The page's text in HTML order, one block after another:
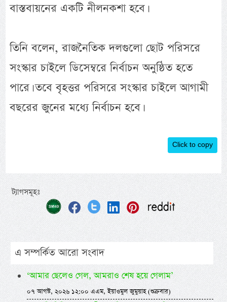
বাস্তবায়নের একটি নীলনকশা হবে।
তিনি বলেন, রাজনৈতিক দলগুলো ছোট পরিসরে
সংস্কার চাইলে ডিসেম্বরে নির্বাচন অনুষ্ঠিত হতে
পারে। তবে বৃহত্তর পরিসরে সংস্কার চাইলে আগামী
বছরের জুনের মধ্যে নির্বাচন হবে।
Click to copy
ট্যাগসমূহঃ
এ সম্পর্কিত আরো সংবাদ
‘আমার ছেলেও গেল, আমরাও শেষ হয়ে গেলাম’
০৭ আগস্ট, ২০২৬ ১২:০০ এএম, ইয়াওমুল জুমুয়াহ (শুক্রবার)